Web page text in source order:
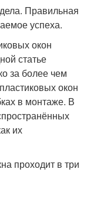
Правильная
успеха.
окон
статье
за более чем
окон
в монтаже. В
их
проходит в три